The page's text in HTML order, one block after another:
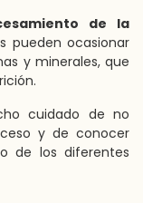
de la
pueden ocasionar
y minerales, que
cuidado de no
y de conocer
de los diferentes